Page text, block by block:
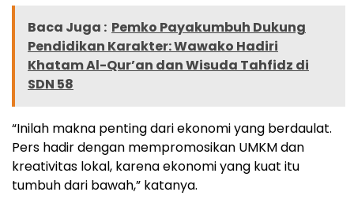
Baca Juga : Pemko Payakumbuh Dukung
Pendidikan Karakter: Wawako Hadiri
Khatam Al-Qur’an dan Wisuda Tahfidz di
SDN 58
“Inilah makna penting dari ekonomi yang berdaulat.
Pers hadir dengan mempromosikan UMKM dan
kreativitas lokal, karena ekonomi yang kuat itu
tumbuh dari bawah,” katanya.